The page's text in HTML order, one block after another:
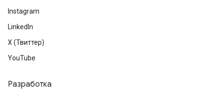
Instagram
LinkedIn
X (Твиттер)
YouTube
Разработка